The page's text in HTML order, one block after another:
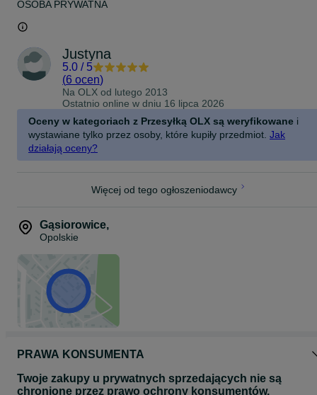
OSOBA PRYWATNA
Justyna
5.0 / 5
(6 ocen)
Na OLX od lutego 2013
Ostatnio online w dniu 16 lipca 2026
Oceny w kategoriach z Przesyłką OLX są weryfikowane i
wystawiane tylko przez osoby, które kupiły przedmiot. Jak
działają oceny?
Więcej od tego ogłoszeniodawcy
Gąsiorowice,
Opolskie
PRAWA KONSUMENTA
Twoje zakupy u prywatnych sprzedających nie są
chronione przez prawo ochrony konsumentów.